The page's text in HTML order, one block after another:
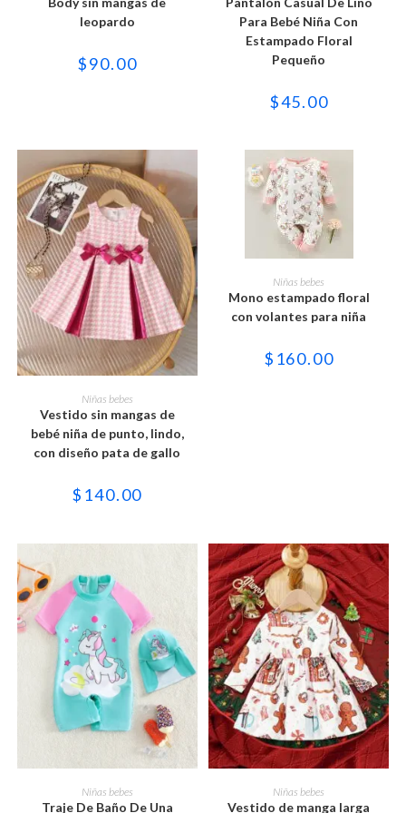
múltiples
variantes.
se
pueden
producto
leopardo
$90.00
múltiples
variantes.
opciones
se
en
la
producto
Para Bebé Niña Con
Estampado Floral
Pequeño
$45.00
SELECCIONAR OPCIONES
Este
producto
tiene
múltiples
variantes.
Las
opciones
elegir
de
Niñas bebes
Vestido sin mangas de
bebé niña de punto, lindo,
con diseño pata de gallo
$ 140.00
SELECCIONAR OPCIONES
Este
producto
tiene
múltiples
variantes.
Las
se
pueden
Niñas bebes
Mono estampado floral
con volantes para niña
$ 160.00
SELECCIONAR OPCIONES
producto
tiene
Niñas bebes
Traje De Baño De Una
SELECCIONAR OPCIONES
producto
tiene
Niñas bebes
Vestido de manga larga